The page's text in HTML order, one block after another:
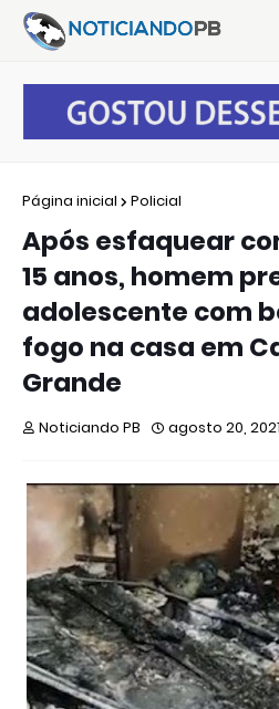
Página inicial Policial
Após esfaquear
15 anos, homem
adolescente com
fogo na casa em
Grande
Noticiando PB agosto 20, 2021